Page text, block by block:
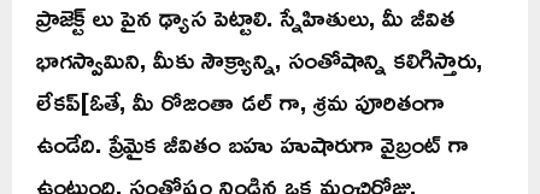
ప్రాజెక్ట్ లు పైన ఢ్యాస పెట్టాలి. స్నేహితులు, మీ జీవిత
భాగస్వామిని, మీకు సౌక్ర్యాన్ని, సంతోషాన్ని కలిగిస్తారు,
లేకప్[ఓతే, మీ రోజంతా డల్ గా, శ్రమ పూరితంగా
ఉండేది. ప్రేమైక జీవితం బహు హుషారుగా వైబ్రంట్ గా